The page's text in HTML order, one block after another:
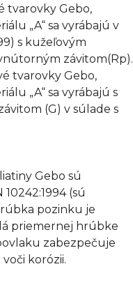
tvarovky Gebo,
„A“ sa vyrábajú v
s kužeľovým
závitom(Rp).
tvarovky Gebo,
„A“ sa vyrábajú s
(G) v súlade s
Gebo sú
(sú
pozinku je
priemernej hrúbke
zabezpečuje
korózii.